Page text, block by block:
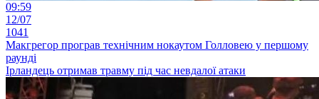
09:59
12/07
1041
Макгрегор програв технічним нокаутом Голловею у першому
раунді
Ірландець отримав травму під час невдалої атаки